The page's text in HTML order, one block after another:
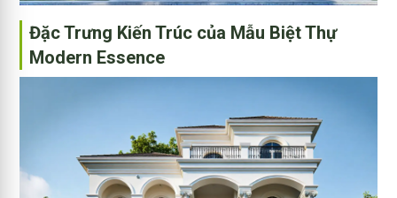
Đặc Trưng Kiến Trúc của Mẫu Biệt Thự
Modern Essence